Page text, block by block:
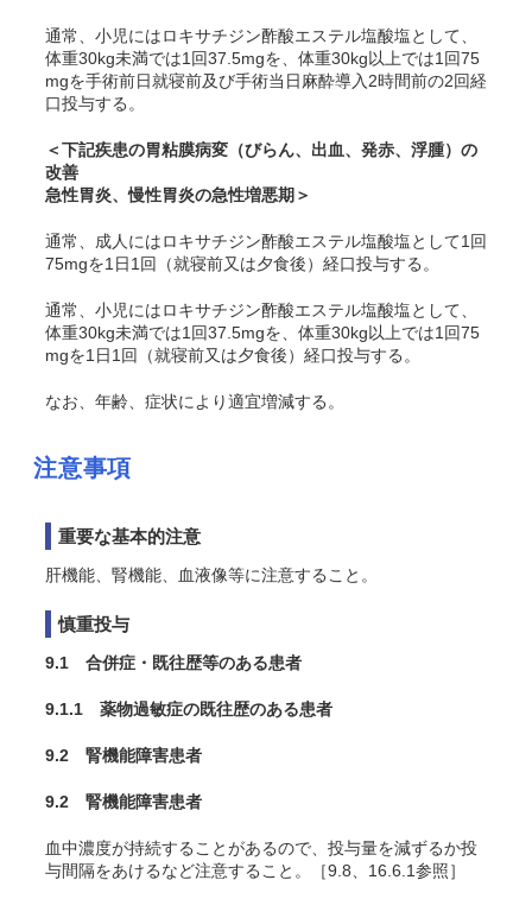
通常、小児にはロキサチジン酢酸エステル塩酸塩として、
体重30kg未満では1回37.5mgを、体重30kg以上では1回75
mgを手術前日就寝前及び手術当日麻酔導入2時間前の2回経
口投与する。
＜下記疾患の胃粘膜病変（びらん、出血、発赤、浮腫）の
改善
急性胃炎、慢性胃炎の急性増悪期＞
通常、成人にはロキサチジン酢酸エステル塩酸塩として1回
75mgを1日1回（就寝前又は夕食後）経口投与する。
通常、小児にはロキサチジン酢酸エステル塩酸塩として、
体重30kg未満では1回37.5mgを、体重30kg以上では1回75
mgを1日1回（就寝前又は夕食後）経口投与する。
なお、年齢、症状により適宜増減する。
注意事項
重要な基本的注意
肝機能、腎機能、血液像等に注意すること。
慎重投与
9.1 合併症・既往歴等のある患者
9.1.1 薬物過敏症の既往歴のある患者
9.2 腎機能障害患者
9.2 腎機能障害患者
血中濃度が持続することがあるので、投与量を減ずるか投
与間隔をあけるなど注意すること。［9.8、16.6.1参照］